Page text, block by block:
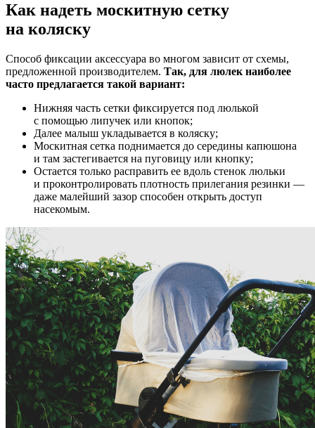
Как надеть москитную сетку
на коляску
Способ фиксации аксессуара во многом зависит от схемы,
предложенной производителем. Так, для люлек наиболее
часто предлагается такой вариант:
Нижняя часть сетки фиксируется под люлькой
с помощью липучек или кнопок;
Далее малыш укладывается в коляску;
Москитная сетка поднимается до середины капюшона
и там застегивается на пуговицу или кнопку;
Остается только расправить ее вдоль стенок люльки
и проконтролировать плотность прилегания резинки —
даже малейший зазор способен открыть доступ
насекомым.